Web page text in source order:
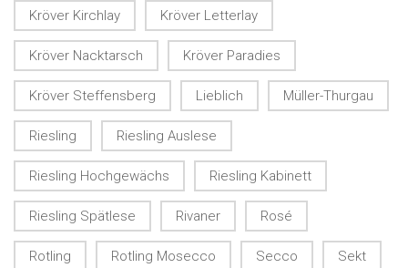
Kröver Kirchlay Kröver Letterlay
Kröver Nacktarsch Kröver Paradies
Kröver Steffensberg Lieblich Müller-Thurgau
Riesling Riesling Auslese
Riesling Hochgewächs Riesling Kabinett
Riesling Spätlese Rivaner Rosé
Rotling Rotling Mosecco Secco Sekt